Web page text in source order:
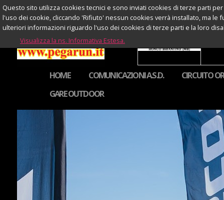
HOME COMUNICAZIONI A.S.D.
CIRCUITO
GARE OUTDOOR
Questo sito utilizza cookies tecnici e sono inviati cookies di terze parti
l'uso dei cookie, cliccando 'Rifiuto' nessun cookies verrà installato, ma
ulteriori informazioni riguardo l'uso dei cookies di terze parti e la loro
Visualizza la ns. Informativa Estesa.